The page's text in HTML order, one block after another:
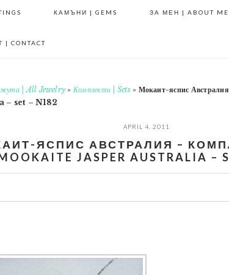
КАМЪНИ | GEMS ЗА МЕН | ABOUT ME
CONTACT
| All Jewelry » Комплекти | Sets» Мокаит-яспис
– set – N182
APRIL 4, 2011
ЯСПИС АВСТРАЛИЯ –
JASPER AUSTRALIA –